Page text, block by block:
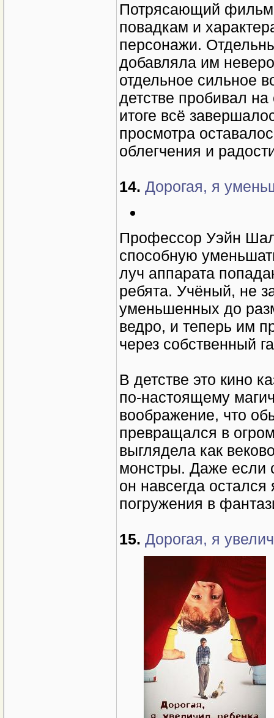
Потрясающий
повадкам и
персонажи.
добавляла им
отдельное сильное
детстве пробивал
итоге всё
просмотра
облегчения и
14. Дорогая, я
Профессор Уэйн
способную
луч аппарата
ребята. Учёный, не
уменьшенных до
ведро, и теперь им
через собственный
В детстве это кино
по-настоящему
воображение, что
превращался в
выглядела как
монстры. Даже если
он навсегда
погружения в
15. Дорогая, я